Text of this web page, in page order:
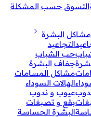
التسوق حسب المشكلة
مشاكل البشرة
التجاعيد
حب الشباب
جفاف البشرة
مشاكل المسامات
الهالات السوداء
عيوب و ندوب
بقع و تصبغات
البشرة الحساسة